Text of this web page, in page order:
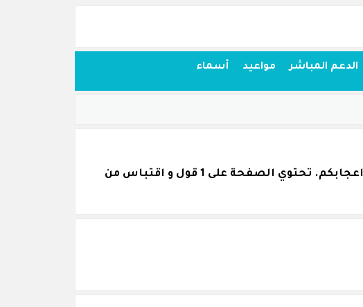
الدعم المباشر مواعيد أسماء
اقتباسات أقوال وحكم من كلام الجنرال شارل ديغول قمنا بجمعها بكل عناية و نرجو أن تنال اعجابكم. تحتوي الصفحة على 1 قول و اقتباس من